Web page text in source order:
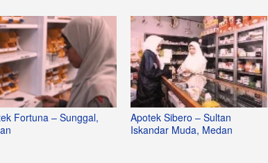
Fortuna – Sunggal,
Apotek Sibero – Sultan
Iskandar Muda, Medan